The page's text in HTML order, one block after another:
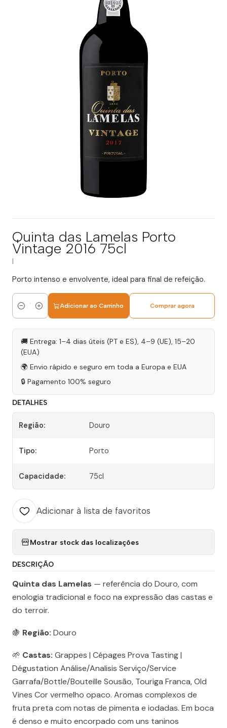
Quinta das Lamelas Porto
Vintage 2016 75cl
Porto intenso e envolvente, ideal para final de refeição.
Quantidade
Adicionar ao Carrinho Comprar agora
🚚 Entrega: 1–4 dias úteis (PT e ES), 4–9 (UE), 15–20
(EUA)
🌍 Envio rápido e seguro em toda a Europa e EUA
🔒 Pagamento 100% seguro
DETALHES
Região: Douro
Tipo: Porto
Capacidade: 75cl
Adicionar à lista de favoritos
Mostrar stock das localizações
DESCRIÇÃO
Quinta das Lamelas — referência do Douro, com
enologia tradicional e foco na expressão das castas e
do terroir.
🍇 Região: Douro
🌱 Castas: Grappes | Cépages Prova Tasting |
Dégustation Análise/Analisis Serviço/Service
Garrafa/Bottle/Bouteille Sousão, Touriga Franca, Old
Vines Cor vermelho opaco. Aromas complexos de
fruta preta com notas de pimenta e iodadas. Em boca
é denso e muito encorpado com uns taninos